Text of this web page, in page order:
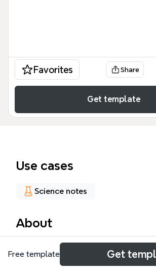
Favorites Share
Get template
Use cases
Science notes
About
Szablon [3] - adrenergiczny to
kompendium wiedzy farmakologicznej
Free template Get